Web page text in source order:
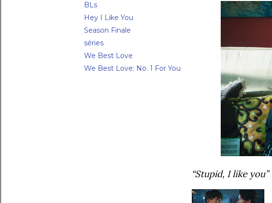
BLs
Hey I Like You
Season Finale
séries
We Best Love
We Best Love: No. 1 For You
“Stupid, I like you”